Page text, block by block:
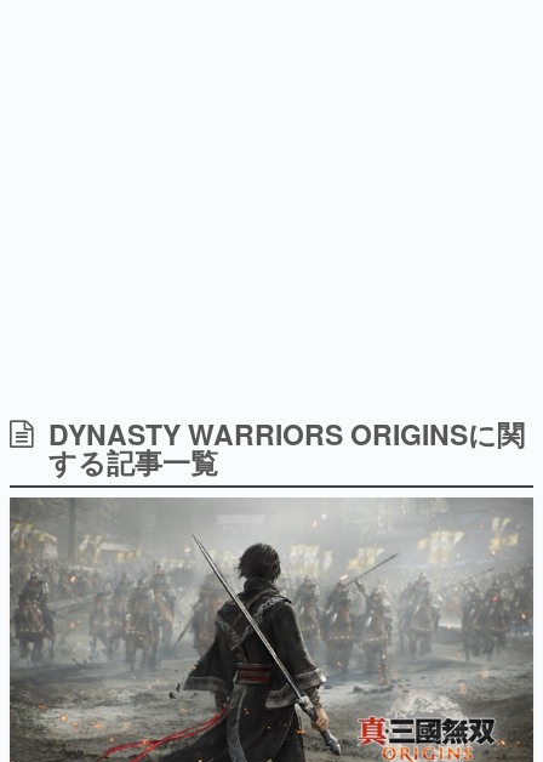
日本のモバイルゲーム史における主要なトピック・タイト
ルを網羅するほか、開発者へのインタビューや識者による
解説を掲載。約20年の歴史が一望できる決定版！
若ゲのいたり〜ゲームクリエイターの青春〜
『うつヌケ』『ペンと箸』等で知られるマンガ家・田中圭
一先生によるゲーム業界レポートマンガです。
なんでゲームは面白い？
ゲーム開発者・hamatsu氏がゲームの魅力を画面や操作の
具体的な形から解き明かしていく、硬派で骨太な評論連載
です。
ゲームが変えた日本語
「経験値」「裏技」「ラスボス」… ゲームにまつわる言葉
の起源や用法の変遷を、コンピューター文化史研究家・タ
イニーP氏が徹底調査。
DYNASTY WARRIORS ORIGINSに関
する記事一覧